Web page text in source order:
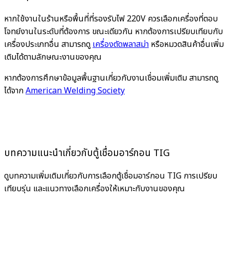
หากใช้งานในร้านหรือพื้นที่ที่รองรับไฟ 220V ควรเลือกเครื่องที่ตอบ
โจทย์งานในระดับที่ต้องการ ขณะเดียวกัน หากต้องการเปรียบเทียบกับ
เครื่องประเภทอื่น สามารถดูเครื่องตัดพลาสม่า หรือหมวดสินค้าอื่นเพิ่ม
เติมได้ตามลักษณะงานของคุณ
หากต้องการศึกษาข้อมูลพื้นฐานเกี่ยวกับงานเชื่อมเพิ่มเติม สามารถดู
ได้จากAmerican Welding Society
บทความแนะนำเกี่ยวกับตู้เชื่อมอาร์กอน TIG
ดูบทความเพิ่มเติมเกี่ยวกับการเลือกตู้เชื่อมอาร์กอน TIG การเปรียบ
เทียบรุ่น และแนวทางเลือกเครื่องให้เหมาะกับงานของคุณ